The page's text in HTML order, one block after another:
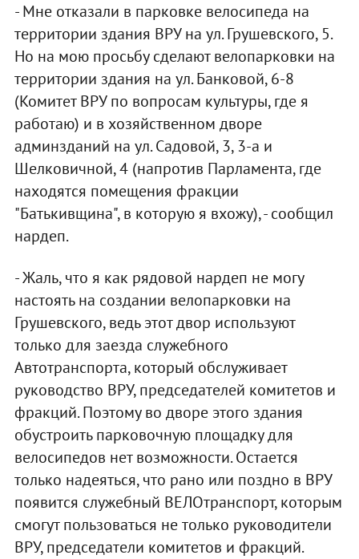
- Мне отказали в парковке велосипеда на
территории здания ВРУ на ул. Грушевского, 5.
Но на мою просьбу сделают велопарковки на
территории здания на ул. Банковой, 6-8
(Комитет ВРУ по вопросам культуры, где я
работаю) и в хозяйственном дворе
админзданий на ул. Садовой, 3, 3-а и
Шелковичной, 4 (напротив Парламента, где
находятся помещения фракции
"Батькивщина", в которую я вхожу), - сообщил
нардеп.
- Жаль, что я как рядовой нардеп не могу
настоять на создании велопарковки на
Грушевского, ведь этот двор используют
только для заезда служебного
Автотранспорта, который обслуживает
руководство ВРУ, председателей комитетов и
фракций. Поэтому во дворе этого здания
обустроить парковочную площадку для
велосипедов нет возможности. Остается
только надеяться, что рано или поздно в ВРУ
появится служебный ВЕЛОтранспорт, которым
смогут пользоваться не только руководители
ВРУ, председатели комитетов и фракций.